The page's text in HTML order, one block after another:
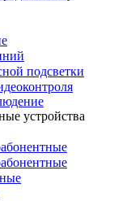
подсветки
устройства